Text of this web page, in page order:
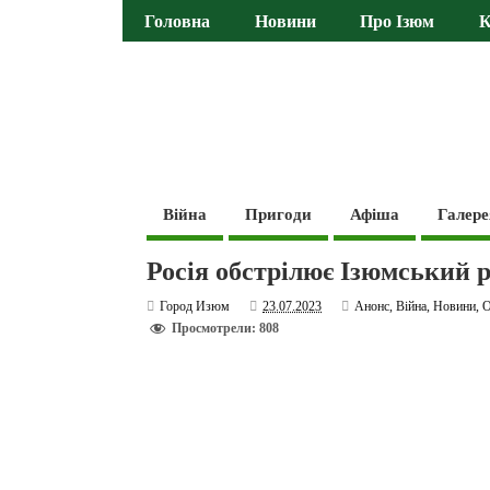
Головна Новини Про Ізюм
Війна Пригоди Афіша
Росія обстрілює Ізюмський
Город Изюм 23.07.2023 Анонс,Війна,Новини,
Просмотрели: 808